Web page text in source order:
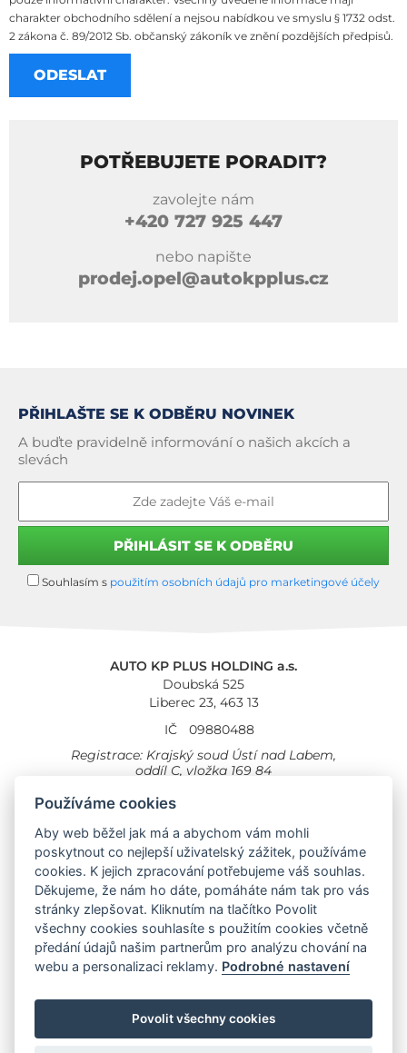
charakter obchodního sdělení a nejsou nabídkou ve smyslu § 1732 odst.
2 zákona č. 89/2012 Sb. občanský zákoník ve znění pozdějších předpisů.
POTŘEBUJETE PORADIT?
zavolejte nám
+420 727 925 447
nebo napište
prodej.opel@autokpplus.cz
PŘIHLAŠTE SE K ODBĚRU NOVINEK
A buďte pravidelně informování o našich akcích a
slevách
Souhlasím s použitím osobních údajů pro marketingové účely
AUTO KP PLUS HOLDING a.s.
Doubská 525
Liberec 23, 463 13
IČ
09880488
Registrace: Krajský soud Ústí nad Labem,
oddíl C, vložka 169 84
Cookies Všeobecné obchodní podmínky
Provozovna Toyota
Londýnská 558
Liberec, 460 01
Provozovna Toyota Professional
Doubská 660,
Liberec 463 12
Auto KP Plus:
Toyota Opel Jeep Hyundai
Používáme cookies
Aby web běžel jak má a abychom vám mohli
poskytnout co nejlepší uživatelský zážitek, používáme
cookies. K jejich zpracování potřebujeme váš souhlas.
Děkujeme, že nám ho dáte, pomáháte nám tak pro vás
stránky zlepšovat. Kliknutím na tlačítko Povolit
všechny cookies souhlasíte s použitím cookies včetně
předání údajů našim partnerům pro analýzu chování na
webu a personalizaci reklamy. Podrobné nastavení
Povolit všechny cookies